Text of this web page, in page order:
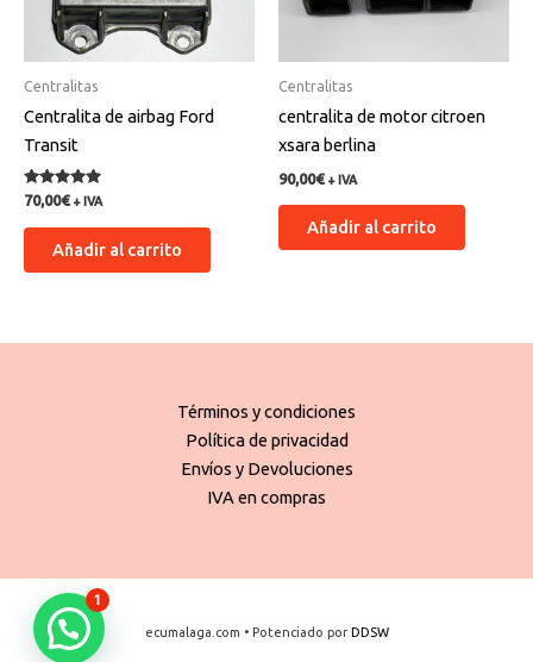
Centralitas
Centralita de airbag Ford
Transit
Valorado
con
5.00
70,00€ + IVA
Añadir al carrito
Centralitas
centralita de motor citroen
xsara berlina
90,00€ + IVA
Añadir al carrito
Términos y condiciones
Política de privacidad
Envíos y Devoluciones
IVA en compras
ecumalaga.com • Potenciado por DDSW
1